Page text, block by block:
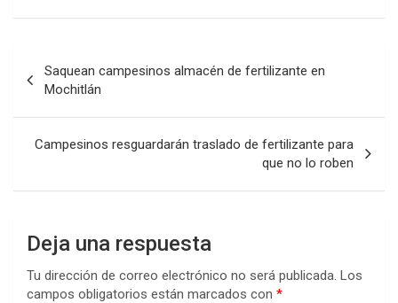
de
entradas
Saquean campesinos almacén de fertilizante en
Mochitlán
Campesinos resguardarán traslado de fertilizante para
que no lo roben
Deja una respuesta
Tu dirección de correo electrónico no será publicada. Los
campos obligatorios están marcados con *